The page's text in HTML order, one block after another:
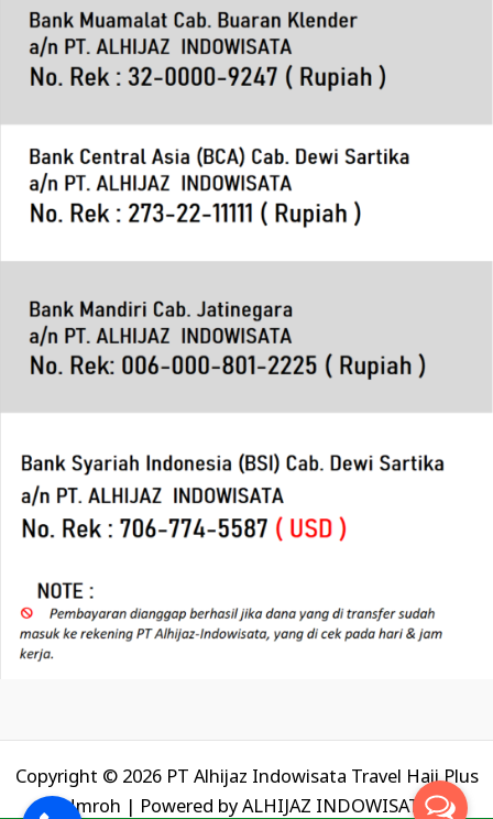
Copyright © 2026 PT Alhijaz Indowisata Travel Haji Plus
Umroh | Powered byALHIJAZ INDOWISATA